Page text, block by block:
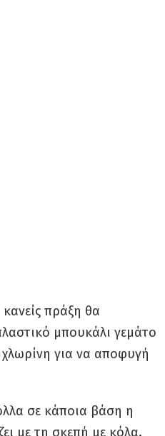
πράξη θα
μπουκάλι γεμάτο
για να αποφυγή
σε κάποια βάση η
με τη σκεπή με κόλα.